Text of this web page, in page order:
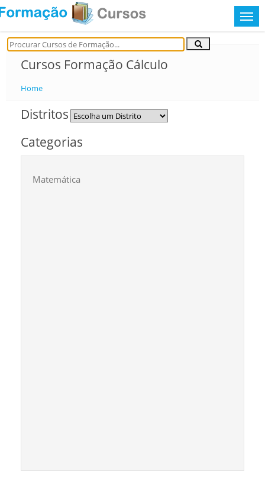
Cursos Formação Cálculo
Home
Distritos
Categorias
Matemática